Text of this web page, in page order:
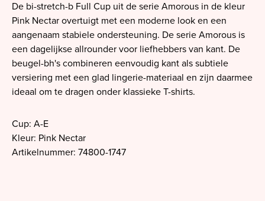
De bi-stretch-b Full Cup uit de serie Amorous in de kleur
Pink Nectar overtuigt met een moderne look en een
aangenaam stabiele ondersteuning. De serie Amorous is
een dagelijkse allrounder voor liefhebbers van kant. De
beugel-bh's combineren eenvoudig kant als subtiele
versiering met een glad lingerie-materiaal en zijn daarmee
ideaal om te dragen onder klassieke T-shirts.
Cup: A-E
Kleur: Pink Nectar
Artikelnummer: 74800-1747